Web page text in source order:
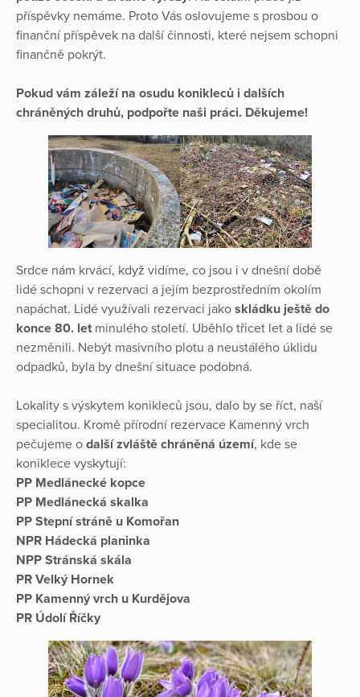
příspěvky nemáme. Proto Vás oslovujeme s prosbou o
finanční příspěvek na další činnosti, které nejsem schopni
finančně pokrýt.
Pokud vám záleží na osudu konikleců i dalších
chráněných druhů, podpořte naši práci. Děkujeme!
Srdce nám krvácí, když vidíme, co jsou i v dnešní době
lidé schopni v rezervaci a jejím bezprostředním okolím
napáchat. Lidé využívali rezervaci jako skládku ještě do
konce 80. let minulého století. Uběhlo třicet let a lidé se
nezměnili. Nebýt masivního plotu a neustálého úklidu
odpadků, byla by dnešní situace podobná.
Lokality s výskytem konikleců jsou, dalo by se říct, naší
specialitou. Kromě přírodní rezervace Kamenný vrch
pečujeme o další zvláště chráněná území, kde se
koniklece vyskytují:
PP Medlánecké kopce
PP Medlánecká skalka
PP Stepní stráně u Komořan
NPR Hádecká planinka
NPP Stránská skála
PR Velký Hornek
PP Kamenný vrch u Kurdějova
PR Údolí Říčky